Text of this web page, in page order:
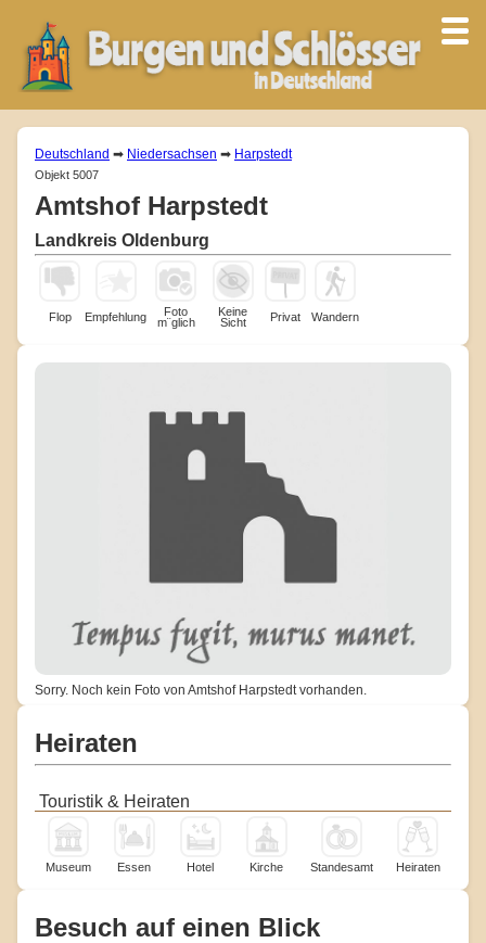
Deutschland ➡ Niedersachsen ➡ Harpstedt
Objekt 5007
Amtshof Harpstedt
Landkreis Oldenburg
Flop Empfehlung
Foto
m¨glich
Keine
Sicht
Privat Wandern
Sorry. Noch kein Foto von Amtshof Harpstedt vorhanden.
Heiraten
Touristik & Heiraten
Museum Essen Hotel Kirche Standesamt Heiraten
Besuch auf einen Blick